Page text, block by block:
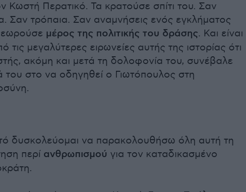
Κωστή Περατικό. Τα κρατούσε σπίτι του. Σαν
Σαν τρόπαια. Σαν αναμνήσεις ενός εγκλήματος
μέρος της πολιτικής του δράσης. Και είναι
τις μεγαλύτερες ειρωνείες αυτής της ιστορίας ότι
ακόμη και μετά τη δολοφονία του, συνέβαλε
του στο να οδηγηθεί ο Γιωτόπουλος στη
δυσκολεύομαι να παρακολουθήσω όλη αυτή τη
περί ανθρωπισμού για τον καταδικασμένο